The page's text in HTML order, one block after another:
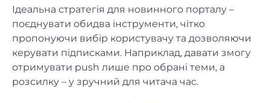
Ідеальна стратегія для новинного порталу –
поєднувати обидва інструменти, чітко
пропонуючи вибір користувачу та дозволяючи
керувати підписками. Наприклад, давати змогу
отримувати push лише про обрані теми, а
розсилку – у зручний для читача час.